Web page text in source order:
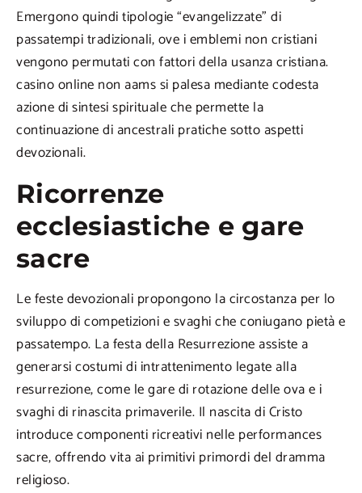
Emergono quindi tipologie “evangelizzate” di
passatempi tradizionali, ove i emblemi non cristiani
vengono permutati con fattori della usanza cristiana.
casino online non aams si palesa mediante codesta
azione di sintesi spirituale che permette la
continuazione di ancestrali pratiche sotto aspetti
devozionali.
Ricorrenze
ecclesiastiche e gare
sacre
Le feste devozionali propongono la circostanza per lo
sviluppo di competizioni e svaghi che coniugano pietà e
passatempo. La festa della Resurrezione assiste a
generarsi costumi di intrattenimento legate alla
resurrezione, come le gare di rotazione delle ova e i
svaghi di rinascita primaverile. Il nascita di Cristo
introduce componenti ricreativi nelle performances
sacre, offrendo vita ai primitivi primordi del dramma
religioso.